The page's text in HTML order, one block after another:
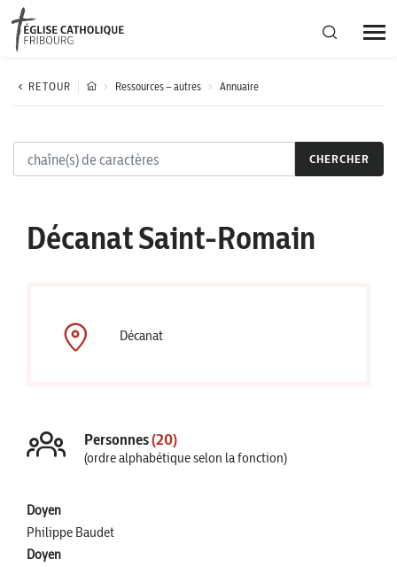
Région diocésaine
Actualités
RETOUR Ressources – autres Annuaire
CHERCHER
Décanat Saint-Romain
Décanat
Personnes(20)
(ordre alphabétique selon la fonction)
Doyen
Philippe Baudet
Doyen